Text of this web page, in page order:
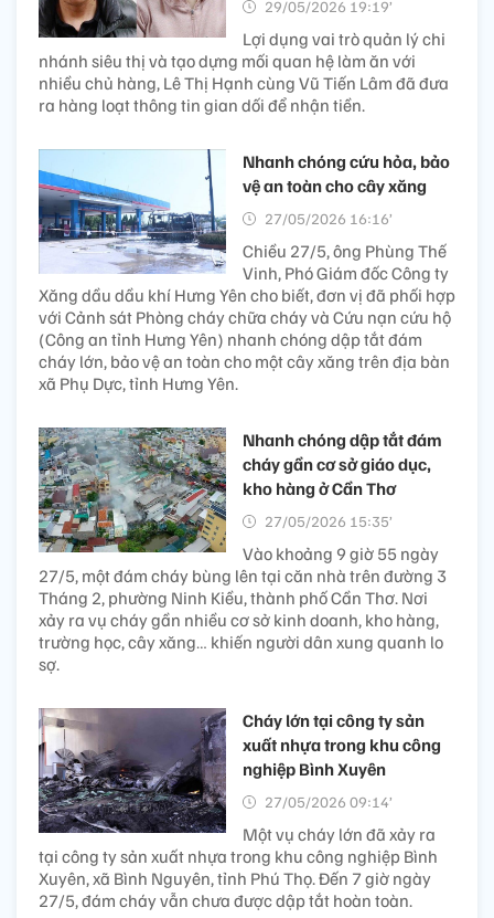
29/05/2026 19:19’
Lợi dụng vai trò quản lý chi
nhánh siêu thị và tạo dựng mối quan hệ làm ăn với
nhiều chủ hàng, Lê Thị Hạnh cùng Vũ Tiến Lâm đã đưa
ra hàng loạt thông tin gian dối để nhận tiền.
Nhanh chóng cứu hỏa, bảo
vệ an toàn cho cây xăng
27/05/2026 16:16’
Chiều 27/5, ông Phùng Thế
Vinh, Phó Giám đốc Công ty
Xăng dầu dầu khí Hưng Yên cho biết, đơn vị đã phối hợp
với Cảnh sát Phòng cháy chữa cháy và Cứu nạn cứu hộ
(Công an tỉnh Hưng Yên) nhanh chóng dập tắt đám
cháy lớn, bảo vệ an toàn cho một cây xăng trên địa bàn
xã Phụ Dực, tỉnh Hưng Yên.
Nhanh chóng dập tắt đám
cháy gần cơ sở giáo dục,
kho hàng ở Cần Thơ
27/05/2026 15:35’
Vào khoảng 9 giờ 55 ngày
27/5, một đám cháy bùng lên tại căn nhà trên đường 3
Tháng 2, phường Ninh Kiều, thành phố Cần Thơ. Nơi
xảy ra vụ cháy gần nhiều cơ sở kinh doanh, kho hàng,
trường học, cây xăng… khiến người dân xung quanh lo
sợ.
Cháy lớn tại công ty sản
xuất nhựa trong khu công
nghiệp Bình Xuyên
27/05/2026 09:14’
Một vụ cháy lớn đã xảy ra
tại công ty sản xuất nhựa trong khu công nghiệp Bình
Xuyên, xã Bình Nguyên, tỉnh Phú Thọ. Đến 7 giờ ngày
27/5, đám cháy vẫn chưa được dập tắt hoàn toàn.